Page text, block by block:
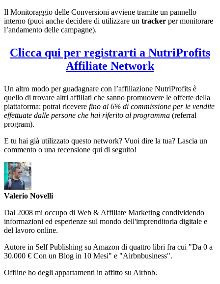
Il Monitoraggio delle Conversioni avviene tramite un pannello
interno (puoi anche decidere di utilizzare un tracker per monitorare
l’andamento delle campagne).
Clicca qui per registrarti a NutriProfits
Affiliate Network
Un altro modo per guadagnare con l’affiliazione NutriProfits è
quello di trovare altri affiliati che sanno promuovere le offerte della
piattaforma: potrai ricevere fino al 6% di commissione per le vendite
effettuate dalle persone che hai riferito al programma (referral
program).
E tu hai già utilizzato questo network? Vuoi dire la tua? Lascia un
commento o una recensione qui di seguito!
Valerio Novelli
Dal 2008 mi occupo di Web & Affiliate Marketing condividendo
informazioni ed esperienze sul mondo dell'imprenditoria digitale e
del lavoro online.
Autore in Self Publishing su Amazon di quattro libri fra cui "Da 0 a
30.000 € Con un Blog in 10 Mesi" e "Airbnbusiness".
Offline ho degli appartamenti in affitto su Airbnb.